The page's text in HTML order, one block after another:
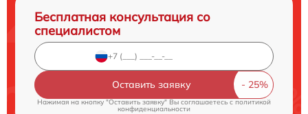
Бесплатная консультация со
специалистом
Оставить заявку
Нажимая на кнопку "Оставить заявку" Вы соглашаетесь cполитикой
конфиденциальности